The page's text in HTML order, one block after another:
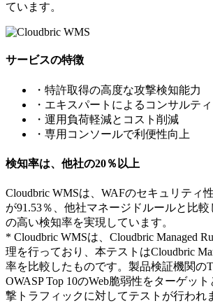
ています。
サービスの特徴
・特許取得の高度な攻撃検知能力
・エキスパートによるコンサルテ
・運用負荷軽減とコスト削減
・専用コンソールで利便性向上
検知率は、他社の20％以上
Cloudbric WMSは、WAFのセキュリティ
が91.53％、他社マネージドルールと比較
の高い検知率を実現しています。
* Cloudbric WMSは、Cloudbric Managed
理を行っており、本テストはCloudbric
率を比較したものです。製品検証機関の
OWASP Top 10のWeb脆弱性をターゲッ
撃トラフィックに対してテストが行われ